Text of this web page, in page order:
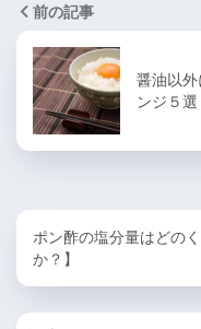
前の記事
醤油以
ンジ５選
ポン酢の塩分量はどの
か？】